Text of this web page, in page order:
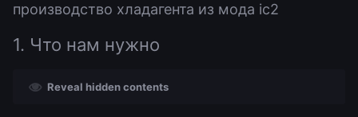
производство хладагента из мода ic2
1. Что нам нужно
Reveal hidden contents